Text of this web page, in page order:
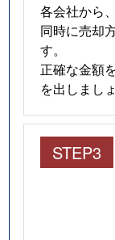
各会社から
同時に売却
す。
正確な金額
を出しまし
STEP3